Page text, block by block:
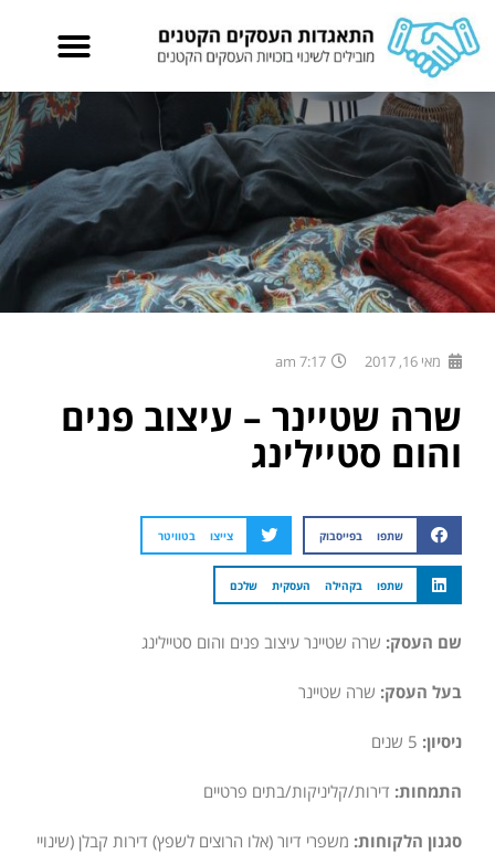
מאי 16, 2017 7:17 am
שרה שטיינר – עיצוב פנים
והום סטיילינג
שתפו בפייסבוק צייצו בטוויטר
שתפו בקהילה העסקית שלכם
שם העסק: שרה שטיינר עיצוב פנים והום סטיילינג
בעל העסק: שרה שטיינר
ניסיון:
התמחות: דירות/קליניקות/בתים פרטיים
סגנון הלקוחות: משפרי דיור (אלו הרוצים לשפץ) דירות קבלן (שינויי